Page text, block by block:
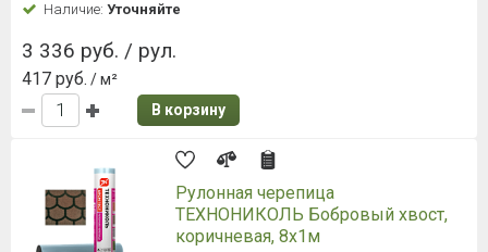
Наличие: Уточняйте
3 336 руб. / рул.
417 руб. / м²
В корзину
Рулонная черепица
ТЕХНОНИКОЛЬ Бобровый хвост,
коричневая, 8х1м